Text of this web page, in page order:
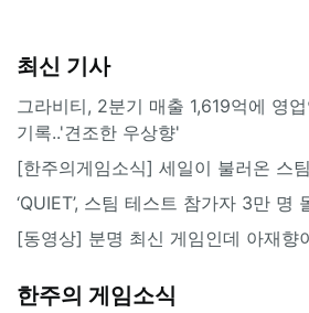
최신 기사
그라비티, 2분기 매출 1,619억에 영
기록..'견조한 우상향'
[한주의게임소식] 세일이 불러온 스
‘QUIET’, 스팀 테스트 참가자 3만 명
[동영상] 분명 최신 게임인데 아재향
한주의 게임소식